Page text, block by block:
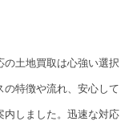
の土地買取は心強い選択
の特徴や流れ、安心して
内しました。迅速な対応